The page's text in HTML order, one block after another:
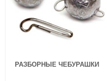
5,5″ (14см) Z02
Длина приманки: 140 мм
РАЗБОРНЫЕ ЧЕБУРАШКИ